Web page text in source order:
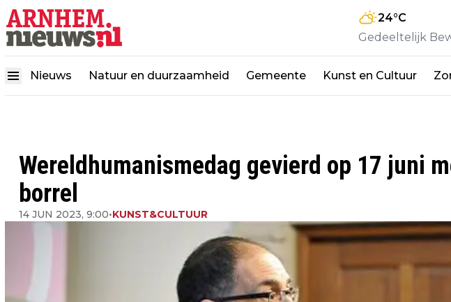
24°C
Gedeeltelijk
Nieuws Natuur en duurzaamheid Gemeente Kunst en Cultuur
Wereldhumanismedag gevierd op 17 juni
borrel
14 JUN 2023, 9:00•KUNST&CULTUUR